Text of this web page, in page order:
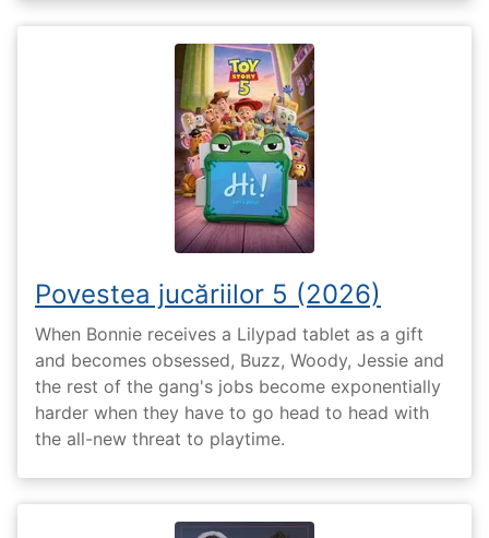
Povestea jucăriilor 5 (2026)
When Bonnie receives a Lilypad tablet as a gift
and becomes obsessed, Buzz, Woody, Jessie and
the rest of the gang's jobs become exponentially
harder when they have to go head to head with
the all-new threat to playtime.